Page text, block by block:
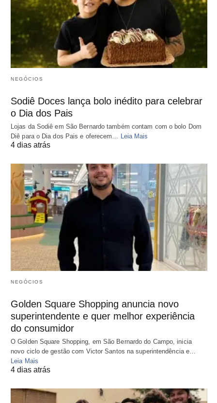
NEGÓCIOS
Sodiê Doces lança bolo inédito para celebrar
o Dia dos Pais
Lojas da Sodiê em São Bernardo também contam com o bolo Dom
Diê para o Dia dos Pais e oferecem… Leia Mais
4 dias atrás
NEGÓCIOS
Golden Square Shopping anuncia novo
superintendente e quer melhor experiência
do consumidor
O Golden Square Shopping, em São Bernardo do Campo, inicia
novo ciclo de gestão com Victor Santos na superintendência e…
Leia Mais
4 dias atrás